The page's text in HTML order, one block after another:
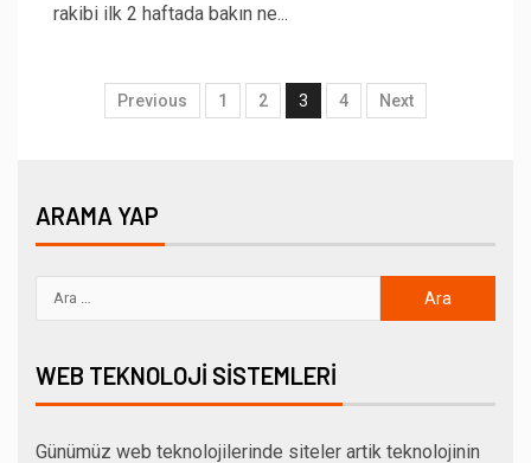
rakibi ilk 2 haftada bakın ne...
Previous 1 2 3 4 Next
ARAMA YAP
WEB TEKNOLOJI SISTEMLERI
Günümüz web teknolojilerinde siteler artik teknolojinin